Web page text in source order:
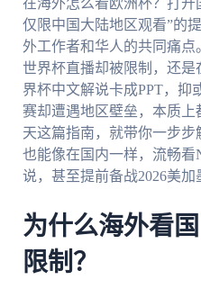
在海外怎么看欧洲杯？打开
仅限中国大陆地区观看”的
外工作者和华人的共同痛
世界杯直播却被限制，还
界杯中文解说卡成PPT，抑
赛却遭遇地区壁垒，本质
天这篇指南，就带你一步
也能像在国内一样，流畅
说，甚至提前备战2026美加
为什么海外看
限制？